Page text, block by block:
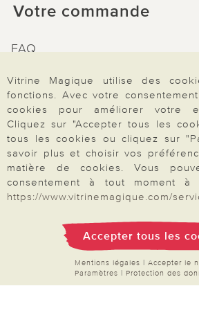
Votre commande
FAQ
Inscription Newsletter
Demande de catalogue
Données personnelles
Droit de rétractation
Rétractation
Paiement & Livraison
Vitrine Magique utilise des
fonctions. Avec votre
cookies pour améliorer votre
Cliquez sur "Accepter tous les
tous les cookies ou cliquez sur
savoir plus et choisir vos
matière de cookies. Vous
consentement à tout moment à
https://www.vitrinemagique.com/
Accepter tous les
Mentions légales | Accepter le
Paramètres | Protection des